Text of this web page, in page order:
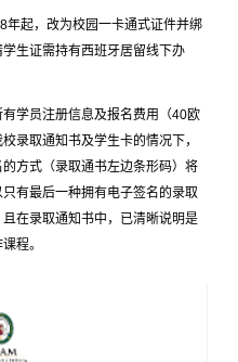
年起，改为校园一卡通式证件并绑
生证需持有西班牙居留线下办
学员注册信息及报名费用（40欧
录取通知书及学生卡的情况下，
方式（录取通书左边条形码）将
有最后一种拥有电子签名的录取
在录取通知书中，已清晰说明是
程。